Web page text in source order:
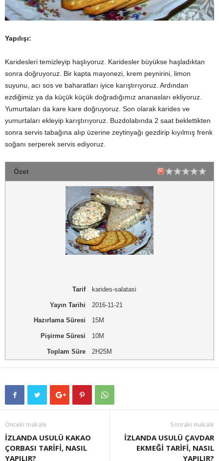
Yapılışı:
Karidesleri temizleyip haşlıyoruz. Karidesler büyükse haşladıktan
sonra doğruyoruz. Bir kapta mayonezi, krem peynirini, limon
suyunu, acı sos ve baharatları iyice karıştırıyoruz. Ardından
ezdiğimiz ya da küçük küçük doğradığımız ananasları ekliyoruz.
Yumurtaları da kare kare doğruyoruz. Son olarak karides ve
yumurtaları ekleyip karıştırıyoruz. Buzdolabında 2 saat beklettikten
sonra servis tabağına alıp üzerine zeytinyağı gezdirip kıyılmış frenk
soğanı serperek servis ediyoruz.
Özet
Tarif karides-salatasi
Yayın Tarihi 2016-11-21
Hazırlama Süresi 15M
Pişirme Süresi 10M
Toplam Süre 2H25M
Önceki makale
İZLANDA USULÜ KAKAO
ÇORBASI TARİFİ, NASIL
YAPILIR?
Sonraki makale
İZLANDA USULÜ ÇAVDAR
EKMEĞİ TARİFİ, NASIL
YAPILIR?